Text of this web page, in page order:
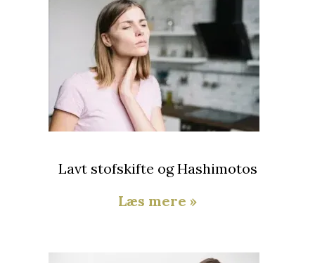
Lavt stofskifte og Hashimotos
Læs mere »